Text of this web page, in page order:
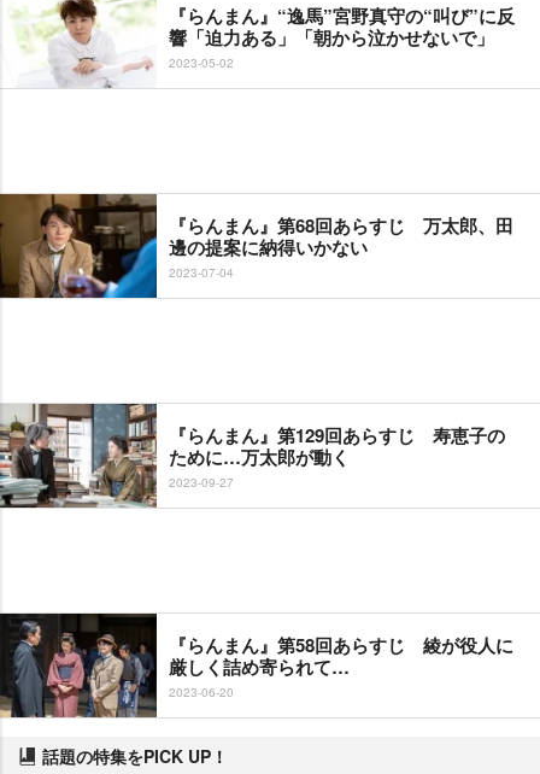
『らんまん』“逸馬”宮野真守の“叫び”に反
響「迫力ある」「朝から泣かせないで」
2023-05-02
『らんまん』第68回あらすじ 万太郎、田
邊の提案に納得いかない
2023-07-04
『らんまん』第129回あらすじ 寿恵子の
ために…万太郎が動く
2023-09-27
『らんまん』第58回あらすじ 綾が役人に
厳しく詰め寄られて…
2023-06-20
話題の特集をPICK UP！